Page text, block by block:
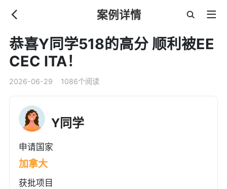
案例详情
恭喜Y同学518的高分 顺利被EE
CEC ITA！
2026-06-29 1086个阅读
Y同学
申请国家
加拿大
获批项目